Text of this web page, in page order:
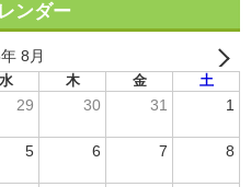
ンダー
8月
水 木 金 土
29 30 31 1
5 6 7 8